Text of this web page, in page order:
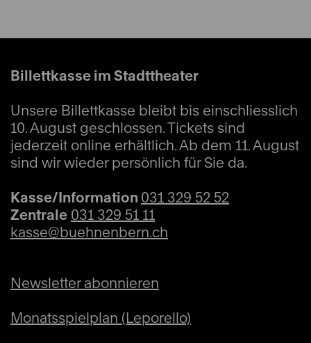
Billettkasse im Stadttheater
Unsere Billettkasse bleibt bis einschliesslich
10. August geschlossen. Tickets sind
jederzeit online erhältlich. Ab dem 11. August
sind wir wieder persönlich für Sie da.
Kasse/Information 031 329 52 52
Zentrale 031 329 51 11
kasse@buehnenbern.ch
Newsletter abonnieren
Monatsspielplan (Leporello)